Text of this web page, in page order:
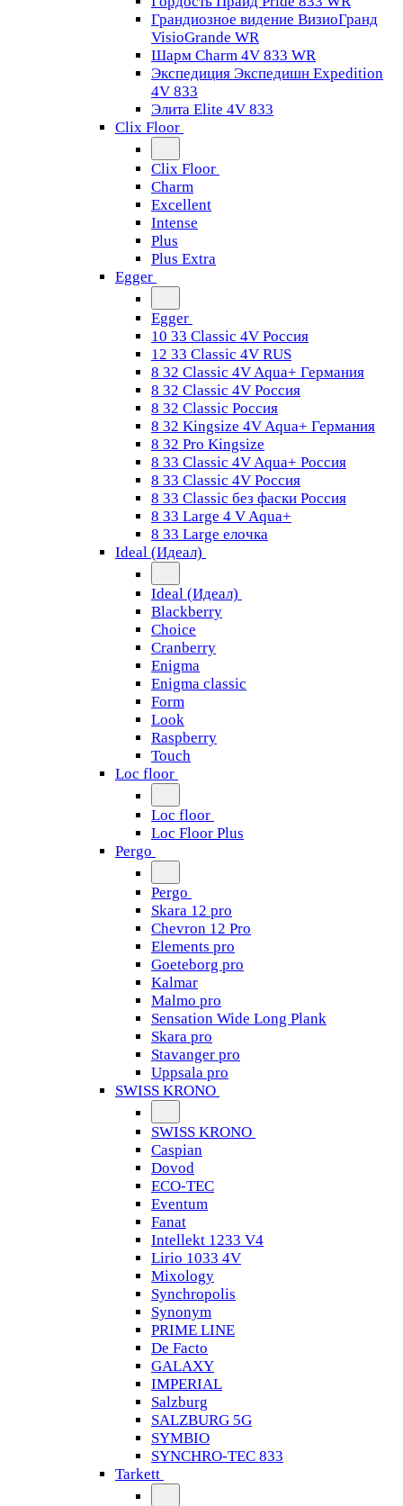
Грандиозное видение ВизиоГранд
VisioGrande WR
Шарм Charm 4V 833 WR
Экспедиция Экспедишн Expedition
4V 833
Элита Elite 4V 833
Clix Floor
Clix Floor
Charm
Excellent
Intense
Plus
Plus Extra
Egger
Egger
10 33 Classic 4V Россия
12 33 Classic 4V RUS
8 32 Classic 4V Aqua+ Германия
8 32 Classic 4V Россия
8 32 Classic Россия
8 32 Kingsize 4V Aqua+ Германия
8 32 Pro Kingsize
8 33 Classic 4V Aqua+ Россия
8 33 Classic 4V Россия
8 33 Classic без фаски Россия
8 33 Large 4 V Aqua+
8 33 Large елочка
Ideal (Идеал)
Ideal (Идеал)
Blackberry
Choice
Cranberry
Enigma
Enigma classic
Form
Look
Raspberry
Touch
Loc floor
Loc floor
Loc Floor Plus
Pergo
Pergo
Skara 12 pro
Chevron 12 Pro
Elements pro
Goeteborg pro
Kalmar
Malmo pro
Sensation Wide Long Plank
Skara pro
Stavanger pro
Uppsala pro
SWISS KRONO
SWISS KRONO
Caspian
Dovod
ECO-TEC
Eventum
Fanat
Intellekt 1233 V4
Lirio 1033 4V
Mixology
Synchropolis
Synonym
PRIME LINE
De Facto
GALAXY
IMPERIAL
Salzburg
SALZBURG 5G
SYMBIO
SYNCHRO-TEC 833
Tarkett